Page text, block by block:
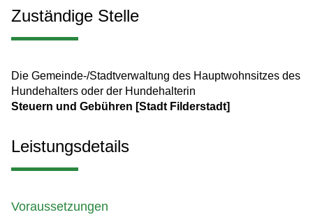
Zuständige Stelle
Die Gemeinde-/Stadtverwaltung des Hauptwohnsitzes des
Hundehalters oder der Hundehalterin
Steuern und Gebühren [Stadt Filderstadt]
Leistungsdetails
Voraussetzungen